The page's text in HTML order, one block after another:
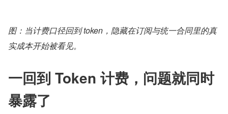
图：当计费口径回到 token，隐藏在订阅与统一合同里的真
实成本开始被看见。
一回到 Token 计费，问题就同时
暴露了